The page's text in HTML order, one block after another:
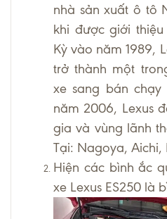
nhà sản xuất ô tô
khi được giới
Kỳ vào năm 1989,
trở thành một
xe sang bán
năm 2006, Lexus
gia và vùng lãnh
Tại: Nagoya, Aichi,
Hiện các bình ắc
xe Lexus ES250 là